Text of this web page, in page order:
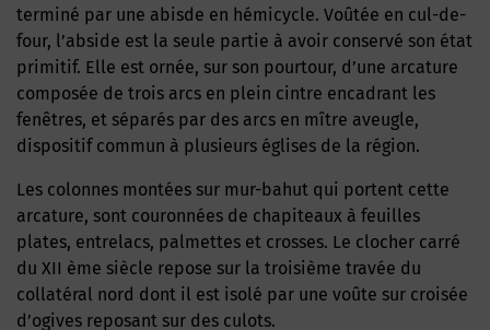
terminé par une abisde en hémicycle. Voûtée en cul-de-
four, l’abside est la seule partie à avoir conservé son état
primitif. Elle est ornée, sur son pourtour, d’une arcature
composée de trois arcs en plein cintre encadrant les
fenêtres, et séparés par des arcs en mître aveugle,
dispositif commun à plusieurs églises de la région.
Les colonnes montées sur mur-bahut qui portent cette
arcature, sont couronnées de chapiteaux à feuilles
plates, entrelacs, palmettes et crosses. Le clocher carré
du XII ème siècle repose sur la troisième travée du
collatéral nord dont il est isolé par une voûte sur croisée
d’ogives reposant sur des culots.